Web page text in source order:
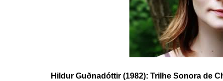
Hildur Guðnadóttir (1982): Trilhe Sonora de